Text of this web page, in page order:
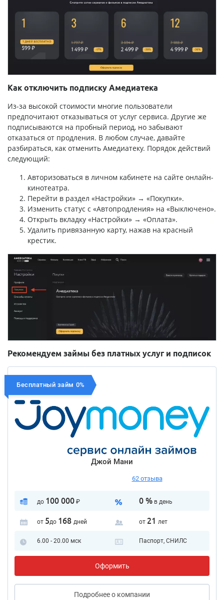
Как отключить подписку Амедиатека
Из-за высокой стоимости многие пользователи
предпочитают отказываться от услуг сервиса. Другие же
подписываются на пробный период, но забывают
отказаться от продления. В любом случае, давайте
разбираться, как отменить Амедиатеку. Порядок действий
следующий:
Авторизоваться в личном кабинете на сайте онлайн-
кинотеатра.
Перейти в раздел «Настройки» → «Покупки».
Изменить статус с «Автопродления» на «Выключено».
Открыть вкладку «Настройки» → «Оплата».
Удалить привязанную карту, нажав на красный
крестик.
Рекомендуем займы без платных услуг и подписок
Бесплатный займ 0%
Джой Мани
62 отзыва
до 100 000₽ 0 %в день
от 5до 168 дней от 21 лет
6.00 - 20.00 мск Паспорт, СНИЛС
Оформить
Подробнеео компании